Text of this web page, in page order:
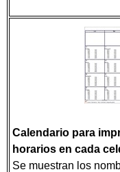
Calendario para
horarios en cada
Se muestran los